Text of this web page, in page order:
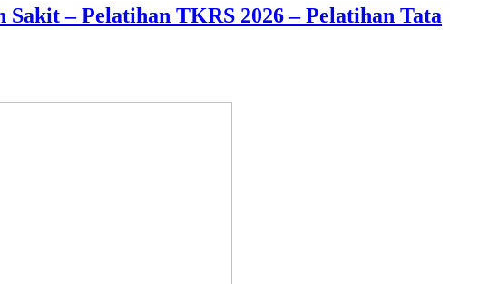
– Pelatihan TKRS 2026 – Pelatihan Tata